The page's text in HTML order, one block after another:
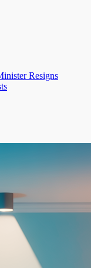
Resigns